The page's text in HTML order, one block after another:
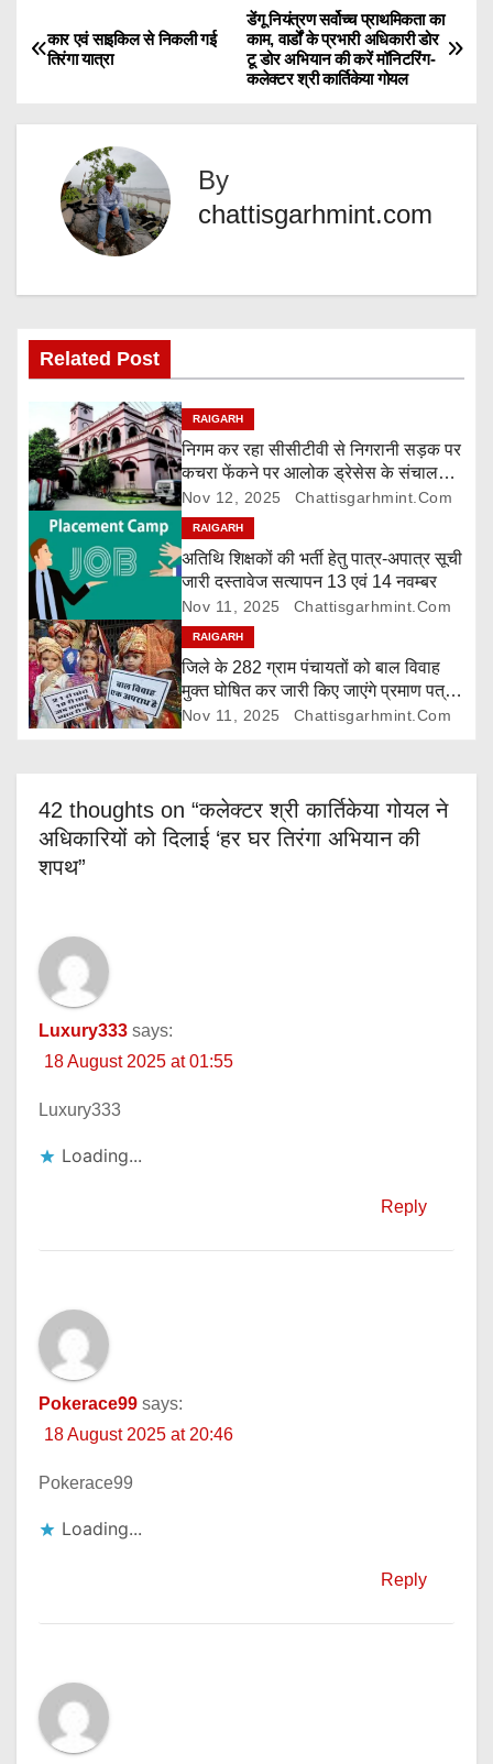
i
n
P
o
s
a
t
i
o
n
डेंगू नियंत्रण सर्वोच्च प्राथमिकता का
काम, वार्डों के प्रभारी अधिकारी डोर
टू डोर अभियान की करें मॉनिटरिंग-
कलेक्टर श्री कार्तिकेया गोयल
कार एवं साइकिल से निकली गई
तिरंगा यात्रा
By
chattisgarhmint.com
Related Post
RAIGARH
निगम कर रहा सीसीटीवी से निगरानी सड़क पर
कचरा फेंकने पर आलोक ड्रेसेस के संचालक
पर 5000 रुपए जुर्माना
Nov 12, 2025 Chattisgarhmint.com
RAIGARH
अतिथि शिक्षकों की भर्ती हेतु पात्र-अपात्र सूची
जारी दस्तावेज सत्यापन 13 एवं 14 नवम्बर
Nov 11, 2025 Chattisgarhmint.com
RAIGARH
जिले के 282 ग्राम पंचायतों को बाल विवाह
मुक्त घोषित कर जारी किए जाएंगे प्रमाण पत्र,
दावा-आपत्ति 24 नवम्बर तक
Nov 11, 2025 Chattisgarhmint.com
42 thoughts on “कलेक्टर श्री कार्तिकेया गोयल ने
अधिकारियों को दिलाई ‘हर घर तिरंगा अभियान की
शपथ”
Luxury333 says:
18 August 2025 at 01:55
Luxury333
Loading...
Reply
Pokerace99 says:
18 August 2025 at 20:46
Pokerace99
Loading...
Reply